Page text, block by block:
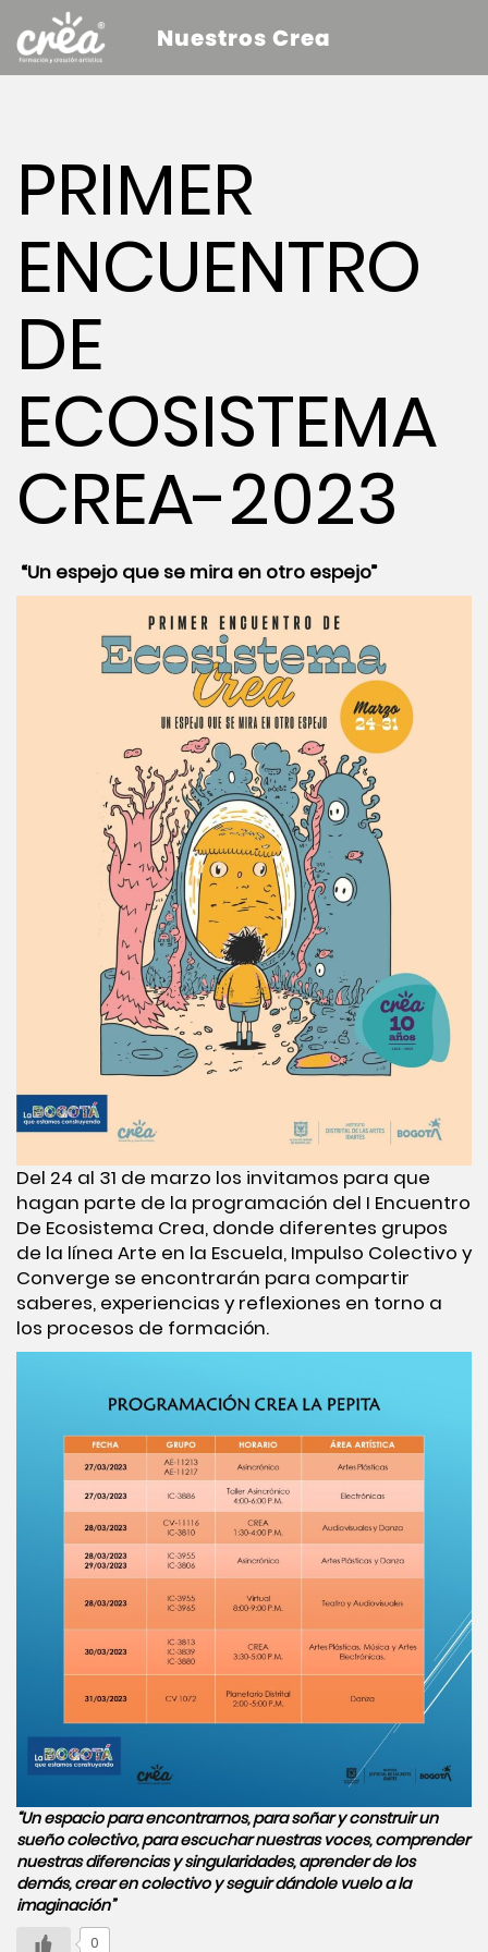
Nuestros Crea
PRIMER
ENCUENTRO
DE
ECOSISTEMA
CREA-2023
“Un espejo que se mira en otro espejo”
Del 24 al 31 de marzo los invitamos para que
hagan parte de la programación del I Encuentro
De Ecosistema Crea, donde diferentes grupos
de la línea Arte en la Escuela, Impulso Colectivo y
Converge se encontrarán para compartir
saberes, experiencias y reflexiones en torno a
los procesos de formación.
“Un espacio para encontrarnos, para soñar y construir un
sueño colectivo, para escuchar nuestras voces, comprender
nuestras diferencias y singularidades, aprender de los
demás, crear en colectivo y seguir dándole vuelo a la
imaginación”
0